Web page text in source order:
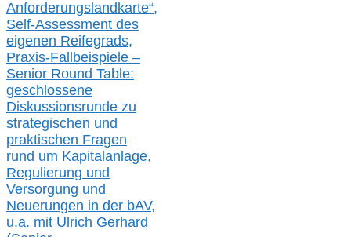
Anforderungslandkarte“,
Self-Assessment des
eigenen Reifegrads,
Praxis-Fallbeispiele –
Senior Round Table:
geschlossene
Diskussionsrunde zu
strategischen und
praktischen Fragen
rund um Kapitalanlage,
Regulierung und
Versorgung und
Neuerungen in der bAV,
u.a. mit Ulrich Gerhard